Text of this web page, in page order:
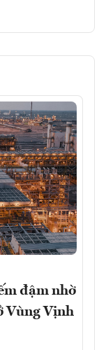
đậm nhờ
Vùng Vịnh